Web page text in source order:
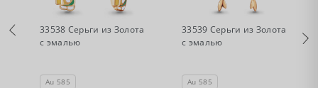
• Нет в наличии
33538 Серьги из Золота
с эмалью
Au 585
Нет в наличии
33539 Серьги из Золота
с эмалью
Au 585